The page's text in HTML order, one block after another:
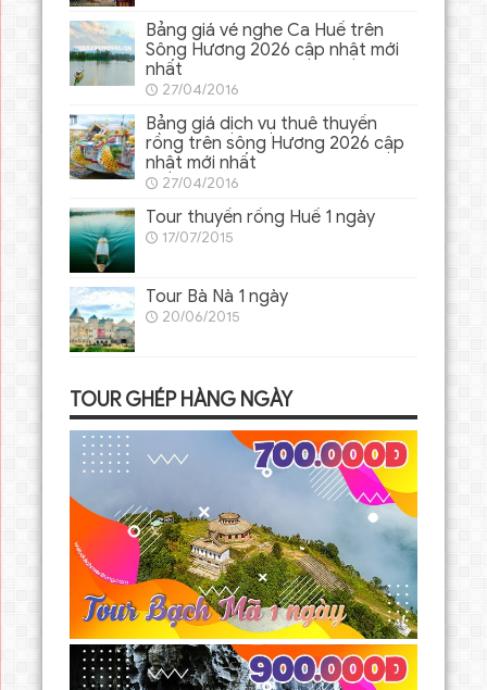
Bảng giá vé nghe Ca Huế trên
Sông Hương 2026 cập nhật mới
nhất
27/04/2016
Bảng giá dịch vụ thuê thuyền
rồng trên sông Hương 2026 cập
nhật mới nhất
27/04/2016
Tour thuyền rồng Huế 1 ngày
17/07/2015
Tour Bà Nà 1 ngày
20/06/2015
TOUR GHÉP HÀNG NGÀY